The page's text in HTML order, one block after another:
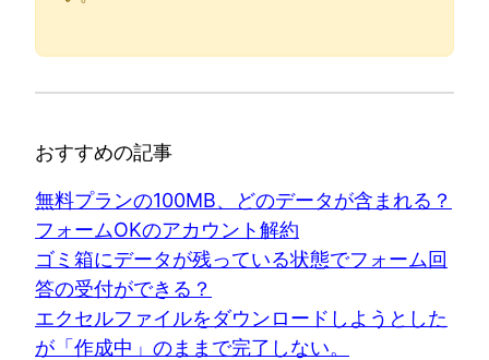
おすすめの記事
無料プランの100MB、どのデータが含まれる？
フォームOKのアカウント解約
ゴミ箱にデータが残っている状態でフォーム回
答の受付ができる？
エクセルファイルをダウンロードしようとした
が「作成中」のままで完了しない。